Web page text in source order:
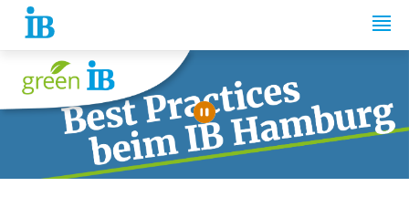
Springe zum Inhalt
Automatische